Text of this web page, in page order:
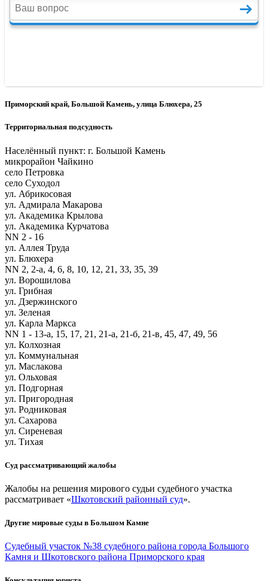
Приморский край, Большой Камень, улица Блюхера, 25
Территориальная подсудность
Населённый пункт: г. Большой Камень
микрорайон Чайкино
село Петровка
село Суходол
ул. Абрикосовая
ул. Адмирала Макарова
ул. Академика Крылова
ул. Академика Курчатова
NN 2 - 16
ул. Аллея Труда
ул. Блюхера
NN 2, 2-а, 4, 6, 8, 10, 12, 21, 33, 35, 39
ул. Ворошилова
ул. Грибная
ул. Дзержинского
ул. Зеленая
ул. Карла Маркса
NN 1 - 13-а, 15, 17, 21, 21-а, 21-б, 21-в, 45, 47, 49, 56
ул. Колхозная
ул. Коммунальная
ул. Маслакова
ул. Ольховая
ул. Подгорная
ул. Пригородная
ул. Родниковая
ул. Сахарова
ул. Сиреневая
ул. Тихая
Cуд рассматривающий жалобы
Жалобы на решения мирового судьи судебного участка
рассматривает «Шкотовский районный суд».
Другие мировые суды в Большом Камне
Судебный участок №38 судебного района города Большого
Камня и Шкотовского района Приморского края